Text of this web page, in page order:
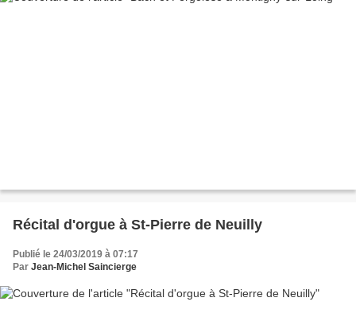
Récital d'orgue à St-Pierre de Neuilly
Publié le 24/03/2019 à 07:17
Par Jean-Michel Saincierge